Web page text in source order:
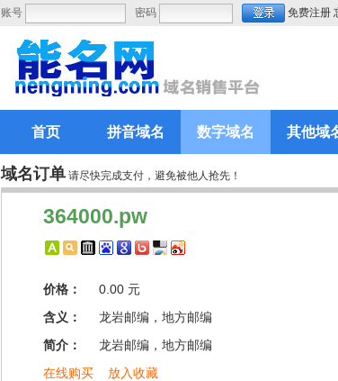
账号 密码 免费注册
首页 拼音域名 数字域名 其他域
域名订单 请尽快完成支付，避免被他人抢先！
364000.pw
价格：
0.00 元
含义：
龙岩邮编，地方邮编
简介：
龙岩邮编，地方邮编
在线购买
放入收藏